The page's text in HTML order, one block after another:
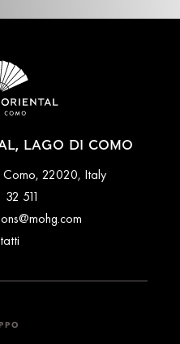
LAGO DI COMO
Como, 22020, Italy
511